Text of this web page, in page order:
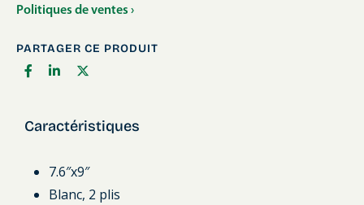
Politiques de ventes ›
PARTAGER CE PRODUIT
Caractéristiques
7.6″x9″
Blanc, 2 plis